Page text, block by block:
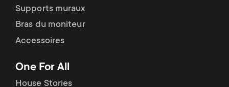
Supports muraux
Bras du moniteur
Accessoires
One For All
House Stories